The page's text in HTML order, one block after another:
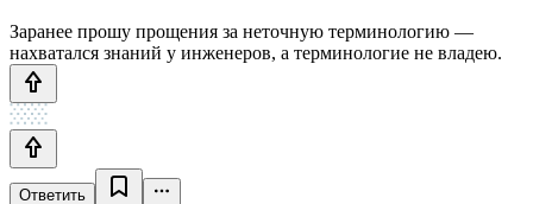
Заранее прошу прощения за неточную терминологию —
нахватался знаний у инженеров, а терминологие не владею.
Ответить